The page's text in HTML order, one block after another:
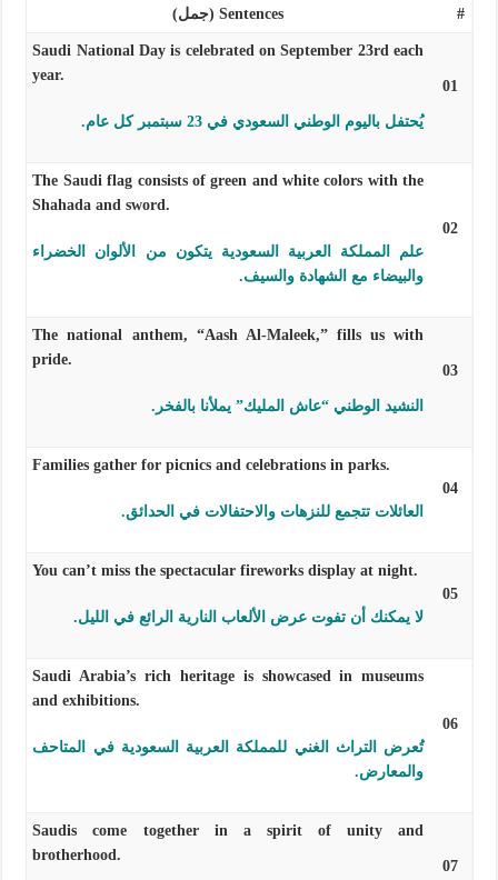
# Sentences (جمل)
01
Saudi National Day is celebrated on September 23rd each
year.
يُحتفل باليوم الوطني السعودي في 23 سبتمبر كل عام.
02
The Saudi flag consists of green and white colors with the
Shahada and sword.
علم المملكة العربية السعودية يتكون من الألوان الخضراء
والبيضاء مع الشهادة والسيف.
03
The national anthem, “Aash Al-Maleek,” fills us with
pride.
النشيد الوطني “عاش المليك” يملأنا بالفخر.
04
Families gather for picnics and celebrations in parks.
العائلات تتجمع للنزهات والاحتفالات في الحدائق.
05
You can’t miss the spectacular fireworks display at night.
لا يمكنك أن تفوت عرض الألعاب النارية الرائع في الليل.
06
Saudi Arabia’s rich heritage is showcased in museums
and exhibitions.
تُعرض التراث الغني للمملكة العربية السعودية في المتاحف
والمعارض.
07
Saudis come together in a spirit of unity and
brotherhood.